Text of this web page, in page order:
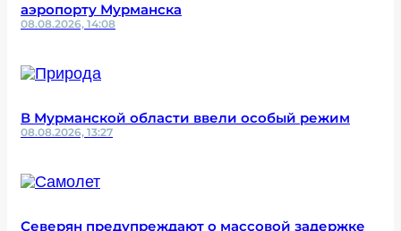
аэропорту Мурманска
08.08.2026, 14:08
В Мурманской области ввели особый режим
08.08.2026, 13:27
Северян предупреждают о массовой задержке